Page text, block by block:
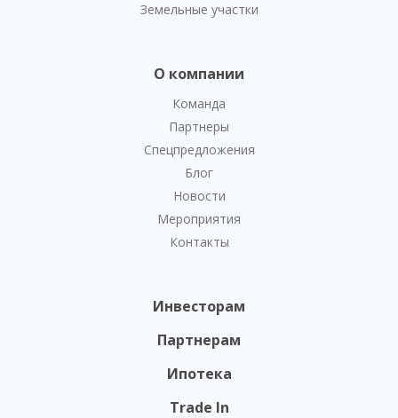
Земельные участки
О компании
Команда
Партнеры
Спецпредложения
Блог
Новости
Мероприятия
Контакты
Инвесторам
Партнерам
Ипотека
Trade In